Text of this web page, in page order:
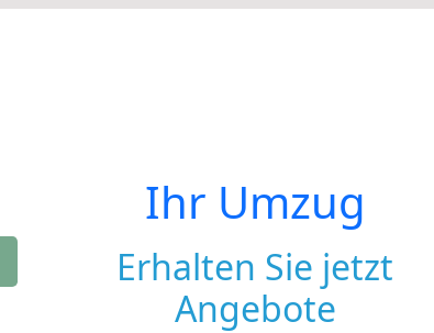
Ihr Umzug
Erhalten Sie jetzt
Angebote